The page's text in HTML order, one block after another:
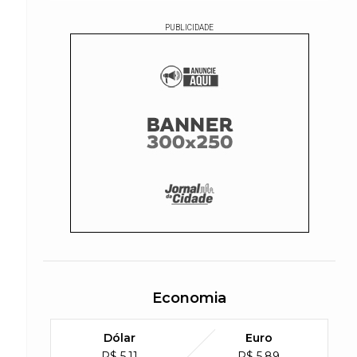
PUBLICIDADE
Economia
Dólar
Euro